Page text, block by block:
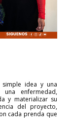
idea y una
enfermedad,
y materializar su
del proyecto,
cada prenda que